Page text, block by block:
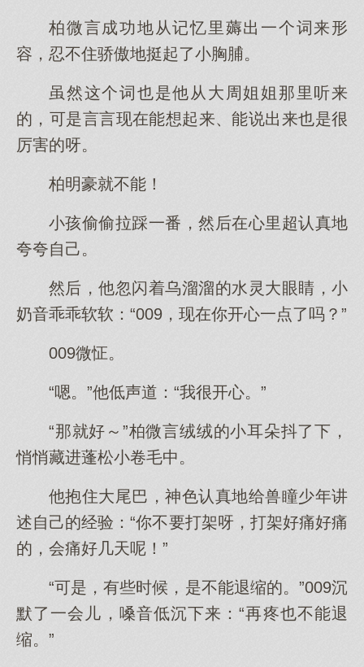
柏微言成功地从记忆里薅出一个词来形
容，忍不住骄傲地挺起了小胸脯。
虽然这个词也是他从大周姐姐那里听来
的，可是言言现在能想起来、能说出来也是很
厉害的呀。
柏明豪就不能！
小孩偷偷拉踩一番，然后在心里超认真地
夸夸自己。
然后，他忽闪着乌溜溜的水灵大眼睛，小
奶音乖乖软软：“009，现在你开心一点了吗？”
009微怔。
“嗯。”他低声道：“我很开心。”
“那就好～”柏微言绒绒的小耳朵抖了下，
悄悄藏进蓬松小卷毛中。
他抱住大尾巴，神色认真地给兽瞳少年讲
述自己的经验：“你不要打架呀，打架好痛好痛
的，会痛好几天呢！”
“可是，有些时候，是不能退缩的。”009沉
默了一会儿，嗓音低沉下来：“再疼也不能退
缩。”